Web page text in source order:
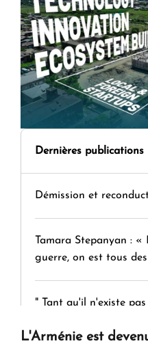
Dernières publications
Démission et
Tamara Stepanyan : «
guerre, on est tous
" Tant qu'il n'existe
L'Arménie est